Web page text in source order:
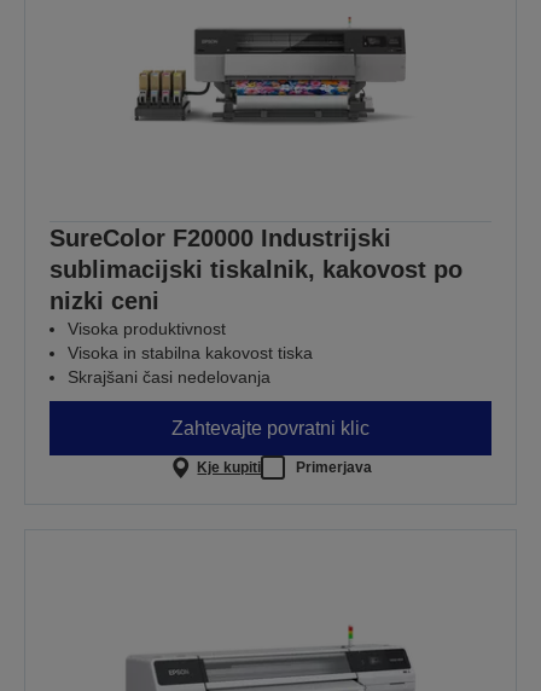
SureColor F20000 Industrijski
sublimacijski tiskalnik, kakovost po
nizki ceni
Visoka produktivnost
Visoka in stabilna kakovost tiska
Skrajšani časi nedelovanja
Zahtevajte povratni klic
Kje kupiti Primerjava